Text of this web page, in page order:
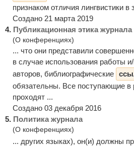
признаком отличия лингвистики
Создано 21 марта 2019
4. Публикационная этика журнала
(О конференциях)
... что они представили
в случае использования работы
авторов, библиографические
обязательны. Все поступающие в
проходят ...
Создано 03 декабря 2016
5. Политика журнала
(О конференциях)
... других языках), он(и) должны